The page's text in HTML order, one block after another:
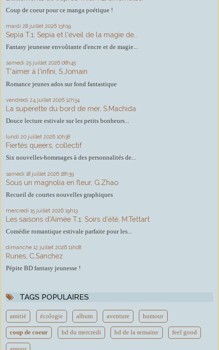
Coup de coeur pour ce manga poétique !
mardi 28 juillet 2026 13h19
Sepia T.1: Sepia et l'éveil de la magie de...
Fantasy jeunesse envoûtante d'encre et de magie...
samedi 25 juillet 2026 08h45
T'aimer à l'infini, S.Jomain
Romance jeunes ados sur fond fantastique
vendredi 24 juillet 2026 12h34
La supérette du bord de mer, S.Machida
Douce lecture estivale sur les petits bonheurs...
lundi 20 juillet 2026 10h38
Fiertés queers, collectif
Six nouvelles-hommages à des personnalités de...
samedi 18 juillet 2026 18h39
Sous un magnolia en fleur, G.Zhao
Recueil de courtes nouvelles graphiques
mercredi 15 juillet 2026 19h13
Les saisons d'Aimée T.1: Soirs d'été, M.Tettart
Comédie romantique estivale parfaite pour les...
dimanche 12 juillet 2026 11h08
Runes, C.Sanchez
Pépite BD fantasy jeunesse !
TAGS POPULAIRES
amitié écologie album aventure humour
coup de coeur bd du mercredi bd de la semaine feel good